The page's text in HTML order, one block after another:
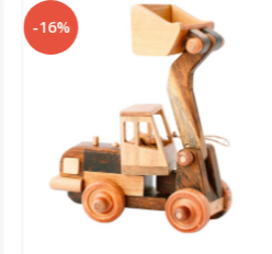
-27%